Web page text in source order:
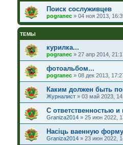
Поиск сослуживцев
pogranec» 04 ноя 2013,
ТЕМЫ
курилка...
pogranec» 27 апр 2014,
фотоальбом...
pogranec» 08 дек 2013,
Каким должен быть
Журналист» 03 май 2023,
С ответственностью
Graniza2014» 25 июн 2022,
Насіць ваенную
Graniza2014» 23 июн 2022,